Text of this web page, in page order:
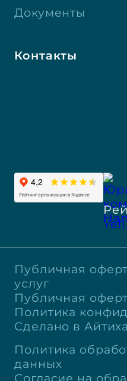
Документы
Контакты
Публичная
услуг
Публичная
Политика
Сделано в Айтиха
Политика
данных
Согласие на